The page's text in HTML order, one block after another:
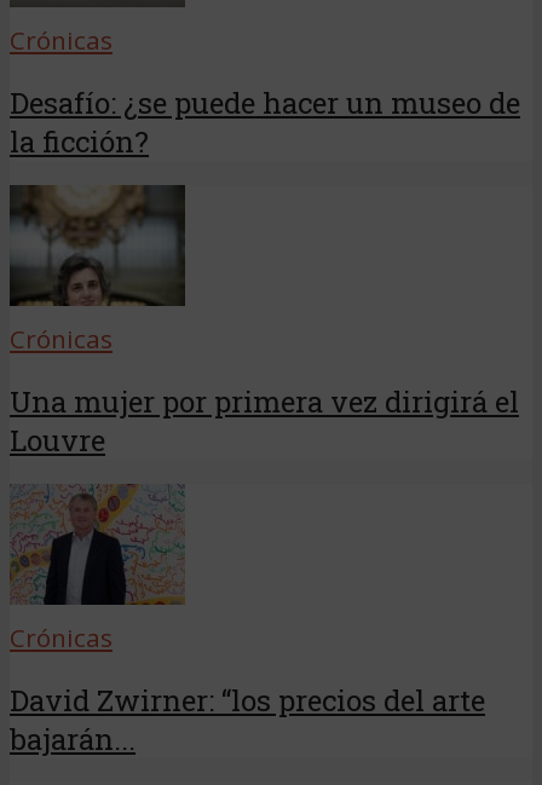
Crónicas
Desafío: ¿se puede hacer un museo de
la ficción?
Crónicas
Una mujer por primera vez dirigirá el
Louvre
Crónicas
David Zwirner: “los precios del arte
bajarán...